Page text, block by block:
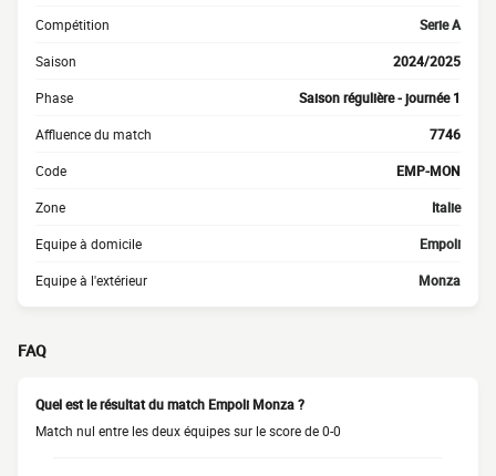
Compétition Serie A
Saison 2024/2025
Phase Saison régulière - journée 1
Affluence du match 7746
Code EMP-MON
Zone Italie
Equipe à domicile Empoli
Equipe à l'extérieur Monza
FAQ
Quel est le résultat du match Empoli Monza ?
Match nul entre les deux équipes sur le score de 0-0